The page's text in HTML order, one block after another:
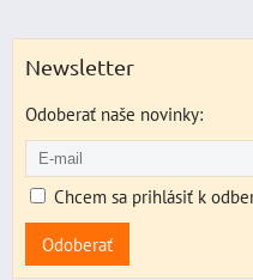
Newsletter
Odoberať naše novinky:
Chcem sa prihlásiť k
Odoberať